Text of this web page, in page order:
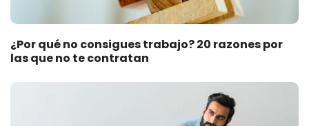
¿Por qué no consigues trabajo? 20 razones por
las que no te contratan